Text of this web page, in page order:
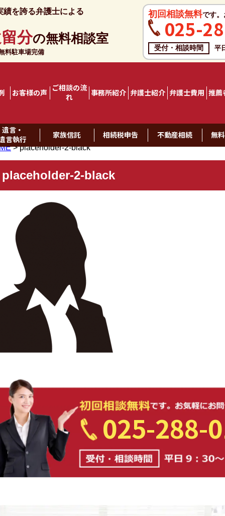
を誇る弁護士による
分の無料相談室
駐車場完備
初回相談無料です
025-
受付・相談時間 平
お客様の声
ご相談の流
れ
事務所紹介 弁護士紹介 弁護士費用 推薦
遺言・
言執行
家族信託 相続税申告 不動産相続 無
>placeholder-2-black
placeholder-2-black
025-288-